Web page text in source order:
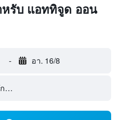
รับ แอททิจูด ออน
- อา. 16/8
1 ห้อง